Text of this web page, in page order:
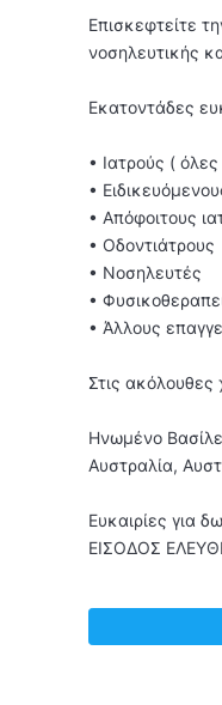
Επισκεφτείτε
νοσηλευτικής
Εκατοντάδες
• Ιατρούς ( όλες
•
• Απόφοιτους
• Οδοντιάτρους
• Νοσηλευτές
•
• Άλλους
Στις ακόλουθες
Ηνωμένο
Αυστραλία,
Ευκαιρίες για
ΕΙΣΟΔΟΣ